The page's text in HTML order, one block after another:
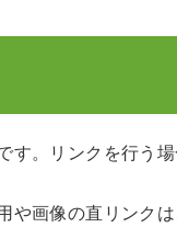
す。リンクを行う
画像の直リンクは